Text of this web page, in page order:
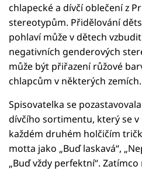
chlapecké a dívčí oblečení z
stereotypům. Přidělování
pohlaví může v dětech
negativních genderových
může být přiřazení růžové
chlapcům v některých zemích.
Spisovatelka se
dívčího sortimentu, který se
každém druhém holčičím
motta jako „Buď laskavá“,
„Buď vždy perfektní“.